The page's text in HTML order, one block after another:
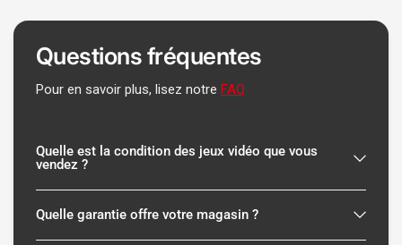
Questions fréquentes
Pour en savoir plus, lisez notreFAQ
Quelle est la condition des jeux vidéo que vous
vendez ?
Quelle garantie offre votre magasin ?